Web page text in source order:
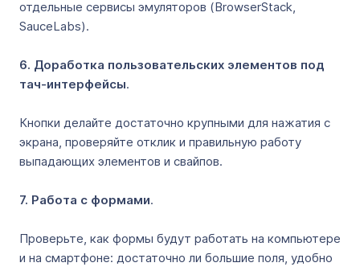
отдельные сервисы эмуляторов (BrowserStack,
SauceLabs).
6. Доработка пользовательских элементов под
тач-интерфейсы.
Кнопки делайте достаточно крупными для нажатия с
экрана, проверяйте отклик и правильную работу
выпадающих элементов и свайпов.
7. Работа с формами.
Проверьте, как формы будут работать на компьютере
и на смартфоне: достаточно ли большие поля, удобно